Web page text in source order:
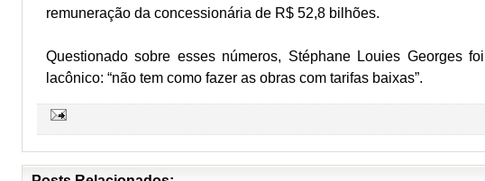
remuneração da concessionária de R$ 52,8 bilhões.
Questionado sobre esses números, Stéphane Louies Georges foi
lacônico: “não tem como fazer as obras com tarifas baixas”.